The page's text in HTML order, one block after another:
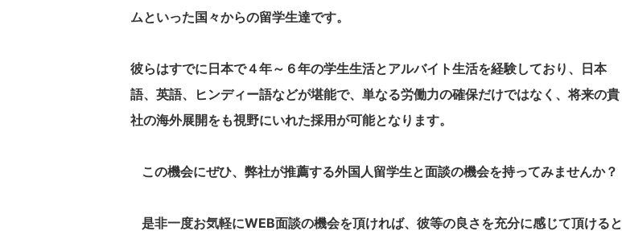
ムといった国々からの留学生達です。
彼らはすでに日本で４年～６年の学生生活とアルバイト生活を経験しており、日本
語、英語、ヒンディー語などが堪能で、単なる労働力の確保だけではなく、将来の貴
社の海外展開をも視野にいれた採用が可能となります。
この機会にぜひ、弊社が推薦する外国人留学生と面談の機会を持ってみませんか？
是非一度お気軽にWEB面談の機会を頂ければ、彼等の良さを充分に感じて頂けると